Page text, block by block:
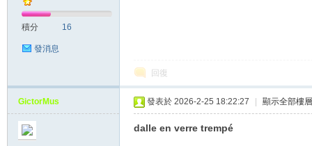
媚
積分 16
發消息
回復
GictorMus 發表於 2026-2-25 18:22:27 顯示全部樓層
dalle en verre trempé